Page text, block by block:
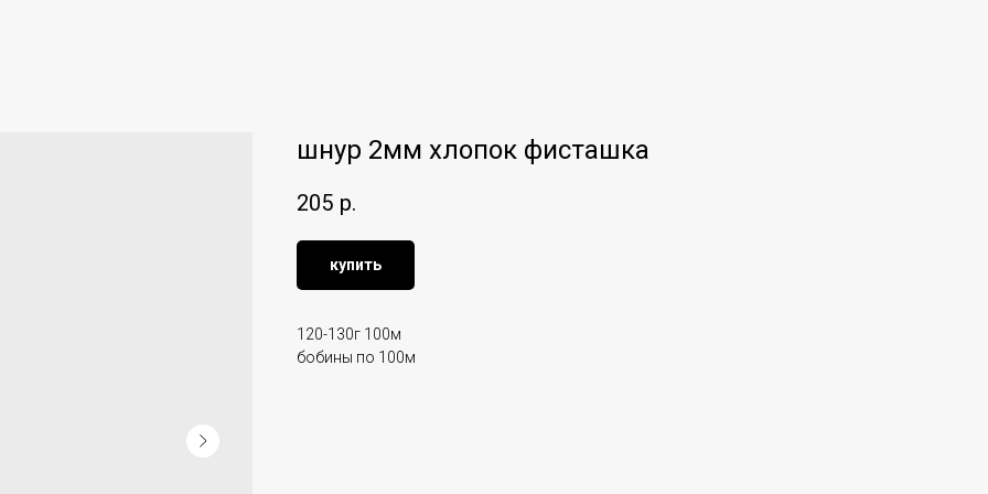
шнур 2мм хлопок фисташка
205 р.
купить
120-130г 100м
бобины по 100м